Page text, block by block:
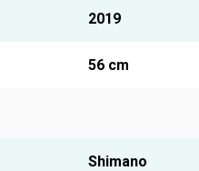
2019
56 cm
Shimano